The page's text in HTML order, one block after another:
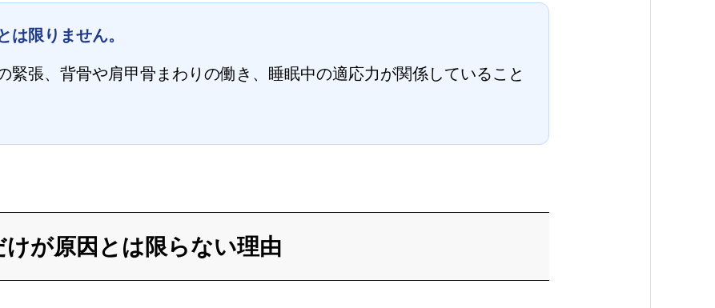
は限りません。
緊張、背骨や肩甲骨まわりの働き、睡眠中の適応力が関係していること
が原因とは限らない理由